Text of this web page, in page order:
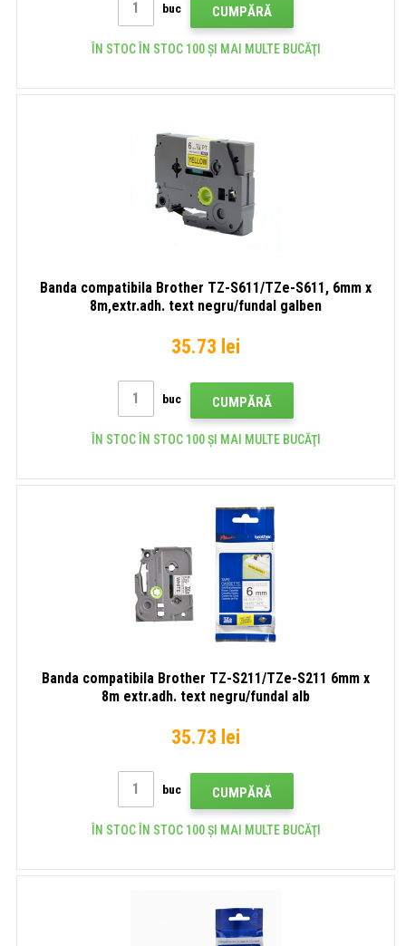
buc CUMPĂRĂ
ÎN STOC ÎN STOC 100 ȘI MAI MULTE BUCĂŢI
Banda compatibila Brother TZ-S611/TZe-S611, 6mm x
8m,extr.adh. text negru/fundal galben
35.73 lei
buc CUMPĂRĂ
ÎN STOC ÎN STOC 100 ȘI MAI MULTE BUCĂŢI
Banda compatibila Brother TZ-S211/TZe-S211 6mm x
8m extr.adh. text negru/fundal alb
35.73 lei
buc CUMPĂRĂ
ÎN STOC ÎN STOC 100 ȘI MAI MULTE BUCĂŢI